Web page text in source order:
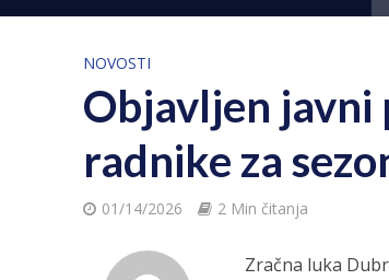
NOVOSTI
Objavljen javni
radnike za
01/14/2026 2 Min čitanja
Zračna luka